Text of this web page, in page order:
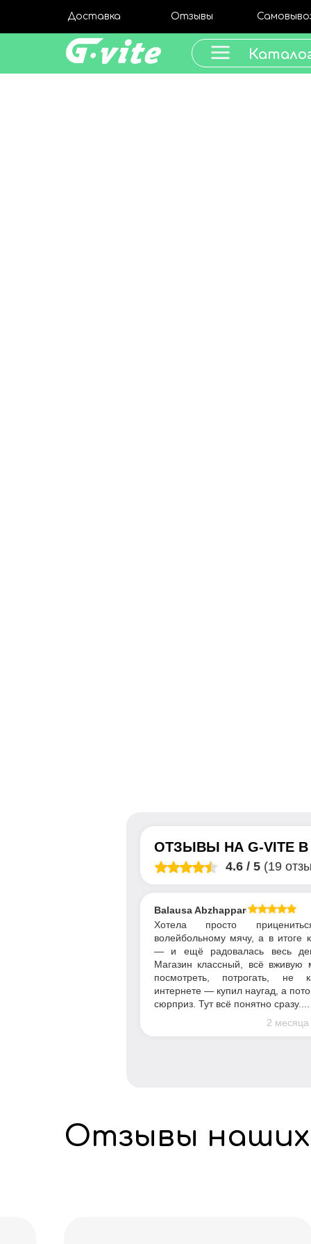
Доставка Отзывы
ОТЗЫВЫ НА G-VITEВ
4.6/ 5 (19
Balausa Abzhapparova
Хотела просто
волейбольному мячу, а в итоге
— и ещё радовалась весь
Магазин классный, всё вживую
посмотреть, потрогать, не
интернете — купил наугад, а
сюрприз. Тут всё понятно сразу....
2 месяца
Отзывы